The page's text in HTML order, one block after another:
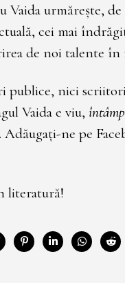
urmărește, de
cei mai
de noi talente
publice, nici
Vaida e viu,
Adăugați-ne pe
literatură!